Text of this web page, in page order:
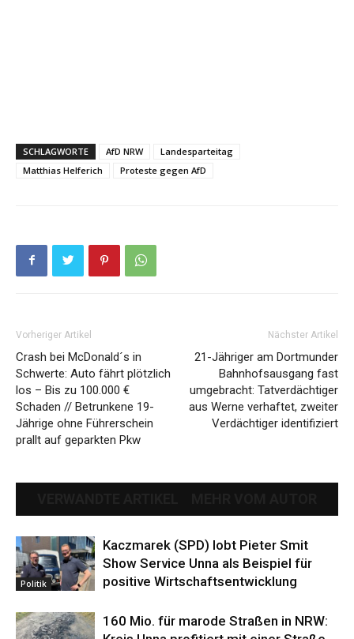
SCHLAGWORTE AfD NRW
Landesparteitag
Matthias Helferich
Proteste gegen AfD
Vorheriger Artikel
Crash bei McDonald´s in
Schwerte: Auto fährt plötzlich
los – Bis zu 100.000 €
Schaden // Betrunkene 19-
Jährige ohne Führerschein
prallt auf geparkten Pkw
Nächster Artikel
21-Jähriger am Dortmunder
Bahnhofsausgang fast
umgebracht: Tatverdächtiger
aus Werne verhaftet, zweiter
Verdächtiger identifiziert
Politik
Kaczmarek (SPD) lobt Pieter Smit
Show Service Unna als Beispiel für
positive Wirtschaftsentwicklung
160 Mio. für marode Straßen in NRW: